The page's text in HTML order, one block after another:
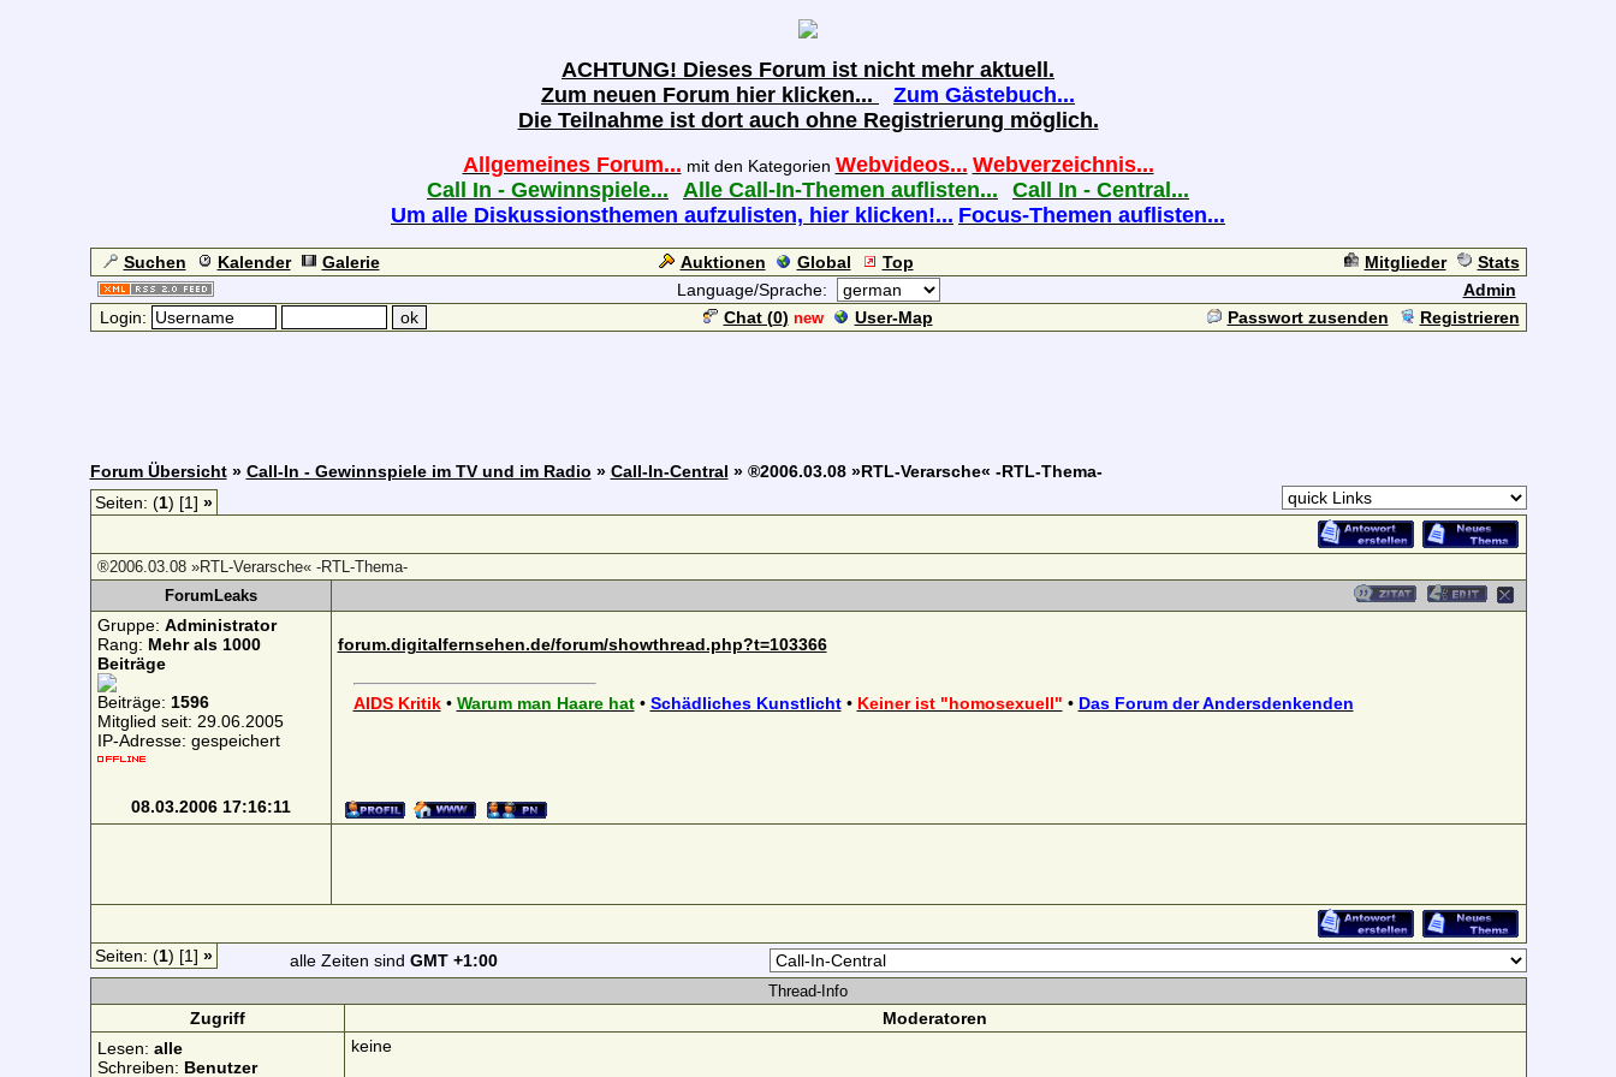
ACHTUNG! Dieses Forum ist nicht mehr aktuell.
Zum neuen Forum hier klicken...
Zum Gästebuch...
Die Teilnahme ist dort auch ohne Registrierung möglich.
Allgemeines Forum... mit den Kategorien Webvideos... Webverzeichnis...
Call In - Gewinnspiele...
Alle Call-In-Themen auflisten...
Call In - Central...
Um alle Diskussionsthemen aufzulisten, hier klicken!... Focus-Themen auflisten...
Suchen Kalender Galerie Auktionen Global Top Mitglieder
Stats
Language/Sprache:
Admin
Login:
Chat (0) new User-Map Passwort zusenden Registrieren
Forum Übersicht » Call-In - Gewinnspiele im TV und im Radio » Call-In-Central » ®2006.03.08 »RTL-Verarsche« -RTL-Thema-
Seiten: (1) [1] »
®2006.03.08 »RTL-Verarsche« -RTL-Thema-
ForumLeaks
Gruppe: Administrator
Rang: Mehr als 1000
Beiträge
Beiträge: 1596
Mitglied seit: 29.06.2005
IP-Adresse: gespeichert
forum.digitalfernsehen.de/forum/showthread.php?t=103366
AIDS Kritik• Warum man Haare hat• Schädliches Kunstlicht• Keiner ist "homosexuell" • Das Forum der Andersdenkenden
08.03.2006 17:16:11
Seiten: (1) [1] » alle Zeiten sind GMT +1:00
Thread-Info
Zugriff
Moderatoren
Lesen: alle
Schreiben: Benutzer
keine